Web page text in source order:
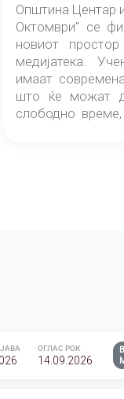
Општина Центар
Октомври" се
новиот
медијатека.
имаат
што ќе можат
слободно
ОГЛАС РОК
14.09.2026